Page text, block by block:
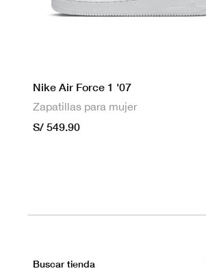
Nike Air Force 1 '07
Zapatillas para mujer
S/ 549.90
Buscar tienda